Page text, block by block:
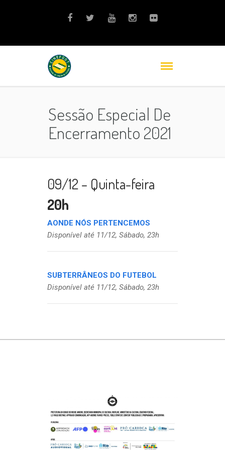
Sessão Especial De
Encerramento 2021
09/12 – Quinta-feira
20h
AONDE NÓS PERTENCEMOS
Disponível até 11/12, Sábado, 23h
SUBTERRÂNEOS DO FUTEBOL
Disponível até 11/12, Sábado, 23h